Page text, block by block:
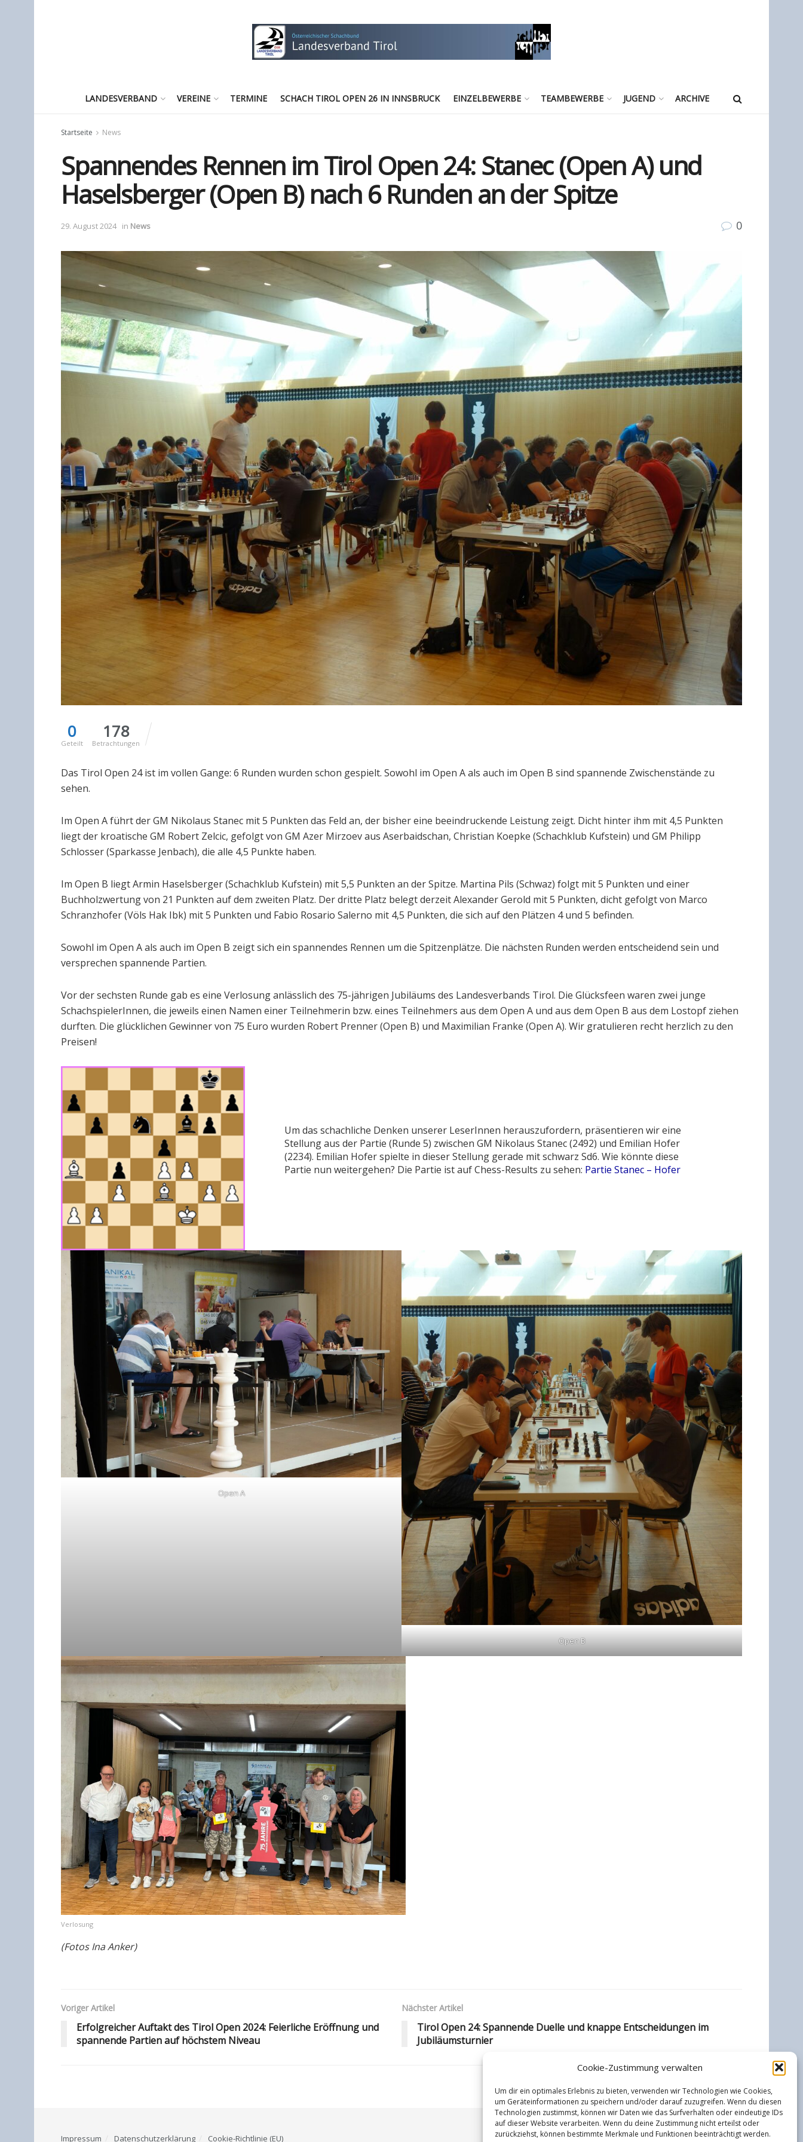
Cookie-Zustimmung verwalten
Um dir ein optimales Erlebnis zu bieten, verwenden wir Technologien wie Cookies,
um Geräteinformationen zu speichern und/oder darauf zuzugreifen. Wenn du diesen
Technologien zustimmst, können wir Daten wie das Surfverhalten oder eindeutige IDs
auf dieser Website verarbeiten. Wenn du deine Zustimmung nicht erteilst oder
zurückziehst, können bestimmte Merkmale und Funktionen beeinträchtigt werden.
LANDESVERBAND VEREINE TERMINE SCHACH TIROL OPEN 26 IN INNSBRUCK EINZELBEWERBE TEAMBEWERBE JUGEND ARCHIVE
Startseite News
Spannendes Rennen im Tirol Open 24: Stanec (Open A) und
Haselsberger (Open B) nach 6 Runden an der Spitze
29. August 2024 in News 0
0
Geteilt
178
Betrachtungen
Das Tirol Open 24 ist im vollen Gange: 6 Runden wurden schon gespielt. Sowohl im Open A als auch im Open B sind spannende Zwischenstände zu
sehen.
Im Open A führt der GM Nikolaus Stanec mit 5 Punkten das Feld an, der bisher eine beeindruckende Leistung zeigt. Dicht hinter ihm mit 4,5 Punkten
liegt der kroatische GM Robert Zelcic, gefolgt von GM Azer Mirzoev aus Aserbaidschan, Christian Koepke (Schachklub Kufstein) und GM Philipp
Schlosser (Sparkasse Jenbach), die alle 4,5 Punkte haben.
Im Open B liegt Armin Haselsberger (Schachklub Kufstein) mit 5,5 Punkten an der Spitze. Martina Pils (Schwaz) folgt mit 5 Punkten und einer
Buchholzwertung von 21 Punkten auf dem zweiten Platz. Der dritte Platz belegt derzeit Alexander Gerold mit 5 Punkten, dicht gefolgt von Marco
Schranzhofer (Völs Hak Ibk) mit 5 Punkten und Fabio Rosario Salerno mit 4,5 Punkten, die sich auf den Plätzen 4 und 5 befinden.
Sowohl im Open A als auch im Open B zeigt sich ein spannendes Rennen um die Spitzenplätze. Die nächsten Runden werden entscheidend sein und
versprechen spannende Partien.
Vor der sechsten Runde gab es eine Verlosung anlässlich des 75-jährigen Jubiläums des Landesverbands Tirol. Die Glücksfeen waren zwei junge
SchachspielerInnen, die jeweils einen Namen einer Teilnehmerin bzw. eines Teilnehmers aus dem Open A und aus dem Open B aus dem Lostopf ziehen
durften. Die glücklichen Gewinner von 75 Euro wurden Robert Prenner (Open B) und Maximilian Franke (Open A). Wir gratulieren recht herzlich zu den
Preisen!
Um das schachliche Denken unserer LeserInnen herauszufordern, präsentieren wir eine
Stellung aus der Partie (Runde 5) zwischen GM Nikolaus Stanec (2492) und Emilian Hofer
(2234). Emilian Hofer spielte in dieser Stellung gerade mit schwarz Sd6. Wie könnte diese
Partie nun weitergehen? Die Partie ist auf Chess-Results zu sehen: Partie Stanec – Hofer
Open A
Open B
Verlosung
(Fotos Ina Anker)
Voriger Artikel
Erfolgreicher Auftakt des Tirol Open 2024: Feierliche Eröffnung und
spannende Partien auf höchstem Niveau
Nächster Artikel
Tirol Open 24: Spannende Duelle und knappe Entscheidungen im
Jubiläumsturnier
Impressum Datenschutzerklärung Cookie-Richtlinie (EU)